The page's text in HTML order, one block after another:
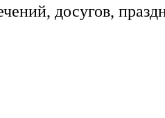
досугов,